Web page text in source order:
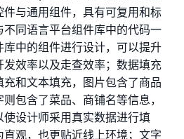
件与通用组件，具有可复用和标
不同语言平台组件库中的代码一
中的组件进行设计，可以提升
发效率以及走查效率；数据填充
充和文本填充，图片包含了商品
包含了菜品、商铺名等信息，
设计师采用真实数据进行填
直观，也更贴近线上环境；文字